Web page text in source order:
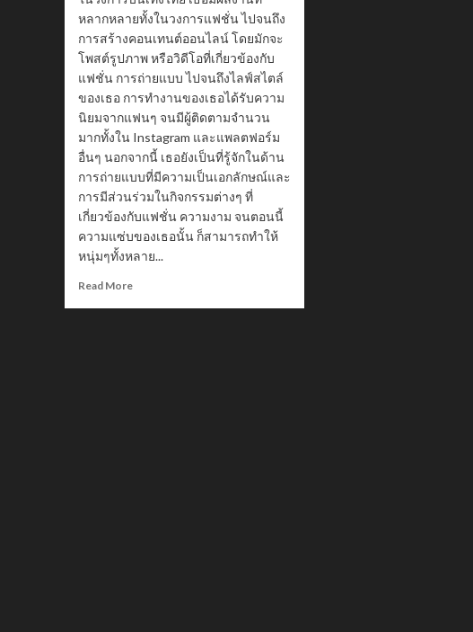
หลากหลายทั้งในวงการแฟชั่น ไปจนถึง
การสร้างคอนเทนต์ออนไลน์ โดยมักจะ
โพสต์รูปภาพ หรือวิดีโอที่เกี่ยวข้องกับ
แฟชั่น การถ่ายแบบ ไปจนถึงไลฟ์สไตล์
ของเธอ การทำงานของเธอได้รับความ
นิยมจากแฟนๆ จนมีผู้ติดตามจำนวน
มากทั้งใน Instagram และแพลตฟอร์ม
อื่นๆ นอกจากนี้ เธอยังเป็นที่รู้จักในด้าน
การถ่ายแบบที่มีความเป็นเอกลักษณ์และ
การมีส่วนร่วมในกิจกรรมต่างๆ ที่
เกี่ยวข้องกับแฟชั่น ความงาม จนตอนนี้
ความแซ่บของเธอนั้น ก็สามารถทำให้
หนุ่มๆทั้งหลาย...
Read MoreRead